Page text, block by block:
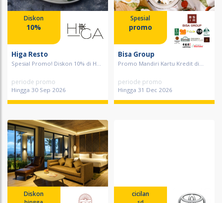
Diskon
10%
Higa Resto
Spesial Promo! Diskon 10% di H...
periode promo
Hingga 30 Sep 2026
Spesial
promo
Bisa Group
Promo Mandiri Kartu Kredit di...
periode promo
Hingga 31 Dec 2026
Diskon cicilan